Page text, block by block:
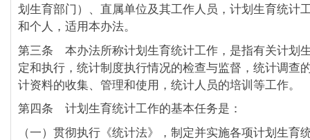
划生育部门）、直属单位及其工作人员，计划生育统计
和个人，适用本办法。
第三条 本办法所称计划生育统计工作，是指有关计划
定和执行，统计制度执行情况的检查与监督，统计调查
计资料的收集、管理和使用，统计人员的培训等工作。
第四条 计划生育统计工作的基本任务是：
（一）贯彻执行《统计法》，制定并实施各项计划生育